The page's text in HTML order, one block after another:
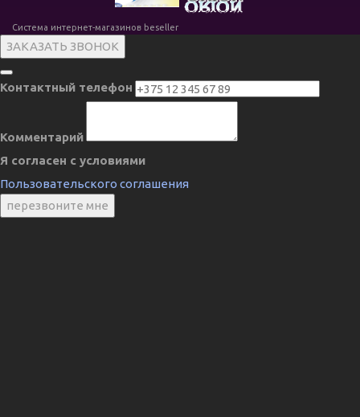
Система интернет-магазинов beseller
ЗАКАЗАТЬ ЗВОНОК
Контактный телефон
Комментарий
Я согласен с условиями
Пользовательского соглашения
перезвоните мне